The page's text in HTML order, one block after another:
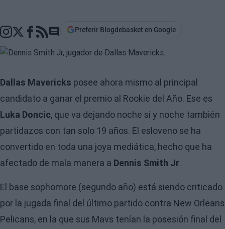
Go to comments section
Preferir Blogdebasket en Google
Dallas Mavericks posee ahora mismo al principal
candidato a ganar el premio al Rookie del Año. Ese es
Luka Doncic, que va dejando noche sí y noche también
partidazos con tan solo 19 años. El esloveno se ha
convertido en toda una joya mediática, hecho que ha
afectado de mala manera a Dennis Smith Jr.
El base sophomore (segundo año) está siendo criticado
por la jugada final del último partido contra New Orleans
Pelicans, en la que sus Mavs tenían la posesión final del